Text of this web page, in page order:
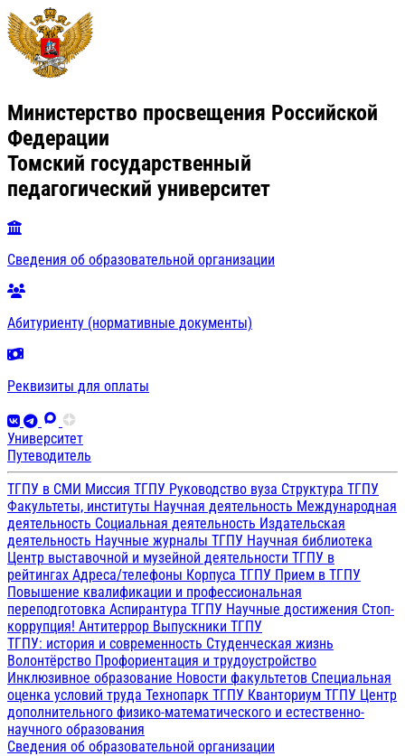
Министерство просвещения Российской
Федерации
Томский государственный
педагогический университет
Сведения об образовательной организации
Абитуриенту (нормативные документы)
Реквизиты для оплаты
Университет
Путеводитель
ТГПУ в СМИ Миссия ТГПУ Руководство вуза Структура ТГПУ
Факультеты, институты Научная деятельность Международная
деятельность Социальная деятельность Издательская
деятельность Научные журналы ТГПУ Научная библиотека
Центр выставочной и музейной деятельности ТГПУ в
рейтингах Адреса/телефоны Корпуса ТГПУ Прием в ТГПУ
Повышение квалификации и профессиональная
переподготовка Аспирантура ТГПУ Научные достижения Стоп-
коррупция! Антитеррор Выпускники ТГПУ
ТГПУ: история и современность Студенческая жизнь
Волонтёрство Профориентация и трудоустройство
Инклюзивное образование Новости факультетов Специальная
оценка условий труда Технопарк ТГПУ Кванториум ТГПУ Центр
дополнительного физико-математического и естественно-
научного образования
Сведения об образовательной организации